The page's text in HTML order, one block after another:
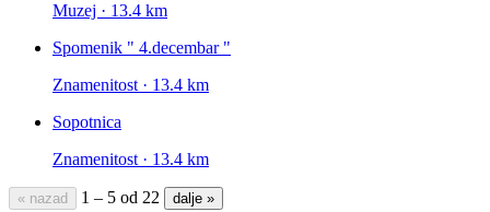
Muzej · 13.4 km
Spomenik " 4.decembar "
Znamenitost · 13.4 km
Sopotnica
Znamenitost · 13.4 km
« nazad 1 – 5 od 22 dalje »